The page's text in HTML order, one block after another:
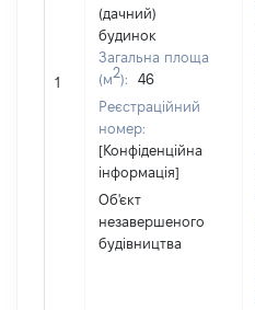
1
(дачний)
будинок
Загальна площа
(м2):
46
Реєстраційний
номер:
[Конфіденційна
інформація]
Об'єкт
незавершеного
будівництва